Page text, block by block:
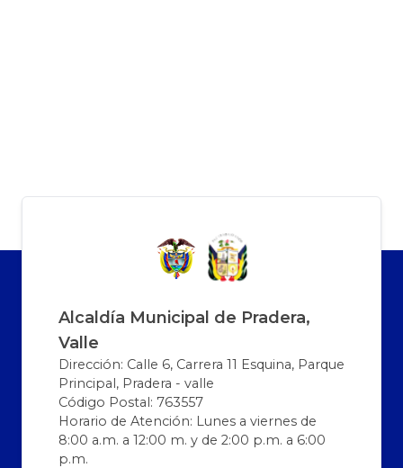
Alcaldía Municipal de Pradera,
Valle
Dirección: Calle 6, Carrera 11 Esquina, Parque
Principal, Pradera - valle
Código Postal: 763557
Horario de Atención: Lunes a viernes de
8:00 a.m. a 12:00 m. y de 2:00 p.m. a 6:00
p.m.